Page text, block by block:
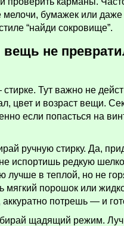
мелочи, бумажек или
“найди сокровище”.
вещь не
Тут важно не
цвет и возраст вещи.
если попасться на
ручную стирку. Да,
испортишь редкую
лучше в теплой, но не
мягкий порошок или
потрешь — и
щадящий режим.